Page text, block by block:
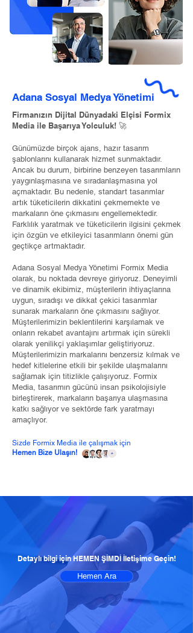
Adana Sosyal Medya Yönetimi
Firmanızın Dijital Dünyadaki Elçisi Formix
Media ile Başarıya Yolculuk! 🚀
Günümüzde birçok ajans, hazır tasarım
şablonlarını kullanarak hizmet sunmaktadır.
Ancak bu durum, birbirine benzeyen tasarımların
yaygınlaşmasına ve sıradanlaşmasına yol
açmaktadır. Bu nedenle, standart tasarımlar
artık tüketicilerin dikkatini çekmemekte ve
markaların öne çıkmasını engellemektedir.
Farklılık yaratmak ve tüketicilerin ilgisini çekmek
için özgün ve etkileyici tasarımların önemi gün
geçtikçe artmaktadır.
Adana Sosyal Medya Yönetimi Formix Media
olarak, bu noktada devreye giriyoruz. Deneyimli
ve dinamik ekibimiz, müşterilerin ihtiyaçlarına
uygun, sıradışı ve dikkat çekici tasarımlar
sunarak markaların öne çıkmasını sağlıyor.
Müşterilerimizin beklentilerini karşılamak ve
onların rekabet avantajını artırmak için sürekli
olarak yenilikçi yaklaşımlar geliştiriyoruz.
Müşterilerimizin markalarını benzersiz kılmak ve
hedef kitlelerine etkili bir şekilde ulaşmalarını
sağlamak için titizlikle çalışıyoruz. Formix
Media, tasarımın gücünü insan psikolojisiyle
birleştirerek, markaların başarıya ulaşmasına
katkı sağlıyor ve sektörde fark yaratmayı
amaçlıyor.
Sizde Formix Media ile çalışmak için
Hemen Bize Ulaşın!
Hemen Ara
Detaylı bilgi için HEMEN ŞİMDİ İletişime Geçin!